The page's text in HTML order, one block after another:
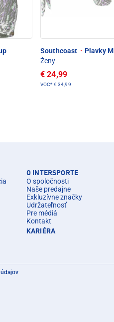
Southcoast · Plavky
Ženy
€ 24,99
VOC* € 34,99
O INTERSPORTE
O spoločnosti
Naše predajne
Exkluzívne značky
Udržateľnosť
Pre médiá
Kontakt
KARIÉRA